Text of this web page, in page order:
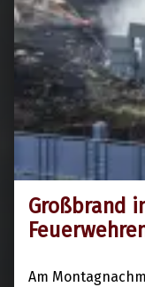
Großbrand
Am
3. Februar 2025